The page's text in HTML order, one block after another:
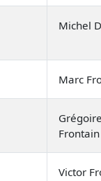
Michel
Marc
Frontain
Victor